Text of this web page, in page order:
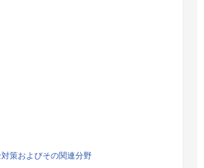
策およびその関連分野